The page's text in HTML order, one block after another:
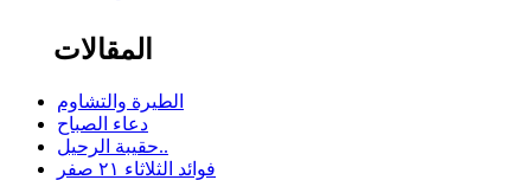
المقالات
الطيرة والتشاوم
دعاء الصباح
حقيبة الرحيل..
فوائد الثلاثاء ٢١ صفر